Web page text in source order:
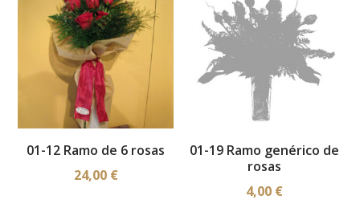
01-12 Ramo de 6 rosas
24,00 €
01-19 Ramo genérico de
rosas
4,00 €